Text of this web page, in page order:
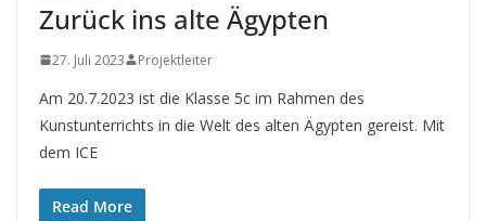
Zurück ins alte Ägypten
27. Juli 2023 Projektleiter
Am 20.7.2023 ist die Klasse 5c im Rahmen des
Kunstunterrichts in die Welt des alten Ägypten gereist. Mit
dem ICE
Read More